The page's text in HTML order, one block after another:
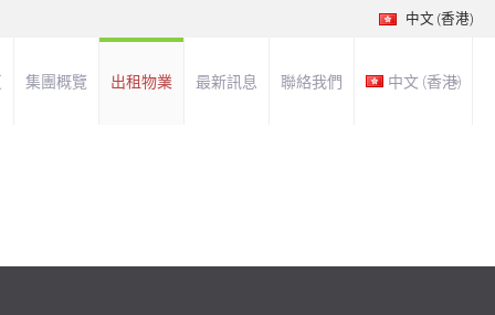
中文 (香港)
集團概覽 出租物業 最新訊息 聯絡我們 中文 (香港)